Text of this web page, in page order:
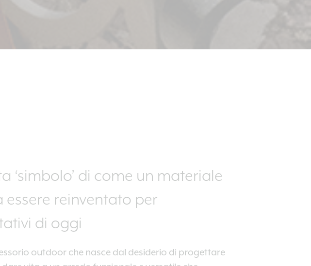
‘simbolo’ di come un materiale
reinventato per
di oggi
outdoor che nasce dal desiderio di progettare